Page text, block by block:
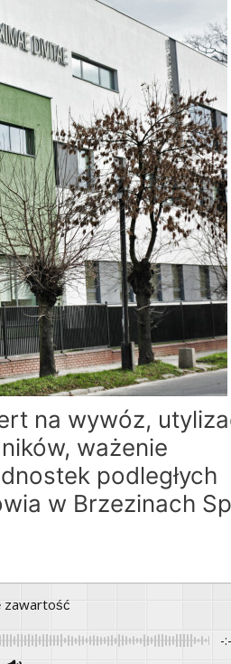
na wywóz,
ważenie
podległych
w Brzezinach
zawartość
-